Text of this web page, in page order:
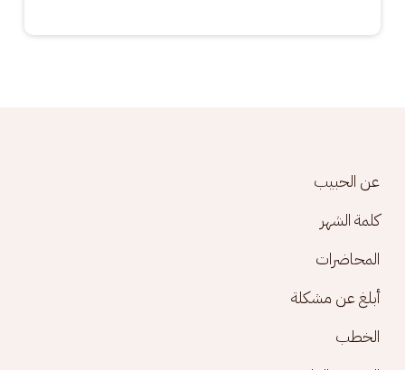
Footer menu
عن الحبيب
كلمة الشهر
المحاضرات
أبلغ عن مشكلة
الخطب